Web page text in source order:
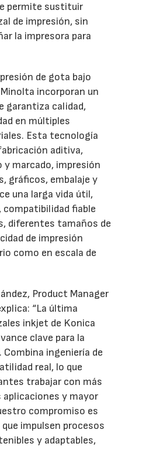
permite sustituir
de impresión, sin
la impresora para
de gota bajo
incorporan un
garantiza calidad,
en múltiples
Esta tecnología
aditiva,
y marcado, impresión
gráficos, embalaje y
una larga vida útil,
fiable
diferentes tamaños de
de impresión
como en escala de
Product Manager
“La última
inkjet de Konica
clave para la
ingeniería de
real, lo que
trabajar con más
y mayor
compromiso es
impulsen procesos
y adaptables,